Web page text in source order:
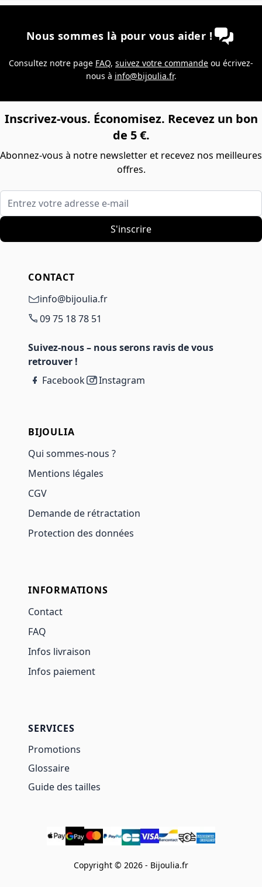
Nous sommes là pour vous aider !
Consultez notre page FAQ, suivez votre commande ou écrivez-
nous à info@bijoulia.fr.
Inscrivez-vous. Économisez. Recevez un bon
de 5 €.
Abonnez-vous à notre newsletter et recevez nos meilleures
offres.
Entrez votre adresse e-mail
S'inscrire
CONTACT
info@bijoulia.fr
09 75 18 78 51
Suivez-nous – nous serons ravis de vous
retrouver !
Facebook
Instagram
BIJOULIA
Qui sommes-nous ?
Mentions légales
CGV
Demande de rétractation
Protection des données
INFORMATIONS
Contact
FAQ
Infos livraison
Infos paiement
SERVICES
Promotions
Glossaire
Guide des tailles
Copyright © 2026 - Bijoulia.fr